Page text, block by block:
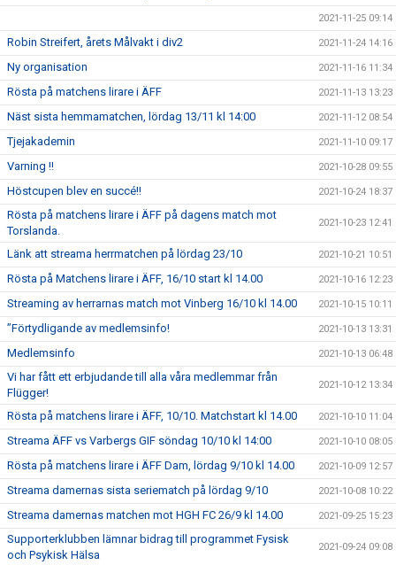
2021-11-25 09:14
Robin Streifert, årets Målvakt i div2 2021-11-24 14:16
Ny organisation 2021-11-16 11:34
Rösta på matchens lirare i ÄFF 2021-11-13 13:23
Näst sista hemmamatchen, lördag 13/11 kl 14:00 2021-11-12 08:54
Tjejakademin 2021-11-10 09:17
Varning !! 2021-10-28 09:55
Höstcupen blev en succé!! 2021-10-24 18:37
Rösta på matchens lirare i ÄFF på dagens match mot
Torslanda.
2021-10-23 12:41
Länk att streama herrmatchen på lördag 23/10 2021-10-21 10:51
Rösta på Matchens lirare i ÄFF, 16/10 start kl 14.00 2021-10-16 12:23
Streaming av herrarnas match mot Vinberg 16/10 kl 14.00 2021-10-15 10:11
”Förtydligande av medlemsinfo! 2021-10-13 13:31
Medlemsinfo 2021-10-13 06:48
Vi har fått ett erbjudande till alla våra medlemmar från
Flügger!
2021-10-12 13:34
Rösta på matchens lirare i ÄFF, 10/10. Matchstart kl 14.00 2021-10-10 11:04
Streama ÄFF vs Varbergs GIF söndag 10/10 kl 14:00 2021-10-10 08:05
Rösta på matchens lirare i ÄFF Dam, lördag 9/10 kl 14.00 2021-10-09 12:57
Streama damernas sista seriematch på lördag 9/10 2021-10-08 10:22
Streama damernas matchen mot HGH FC 26/9 kl 14.00 2021-09-25 15:23
Supporterklubben lämnar bidrag till programmet Fysisk
och Psykisk Hälsa
2021-09-24 09:08